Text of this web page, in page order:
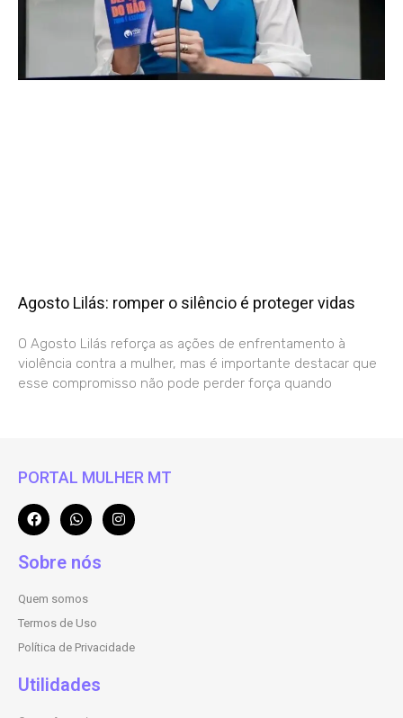
Agosto Lilás: romper o silêncio é proteger vidas
O Agosto Lilás reforça as ações de enfrentamento à
violência contra a mulher, mas é importante destacar que
esse compromisso não pode perder força quando
PORTAL MULHER MT
Sobre nós
Quem somos
Termos de Uso
Política de Privacidade
Utilidades